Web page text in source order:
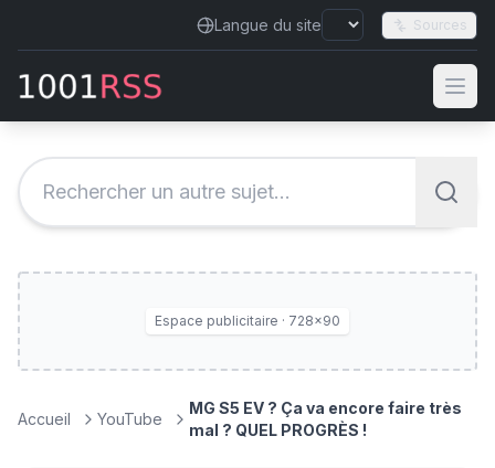
Langue du site Sources
Espace publicitaire · 728×90
Accueil YouTube
MG S5 EV ? Ça va encore faire très
mal ? QUEL PROGRÈS !